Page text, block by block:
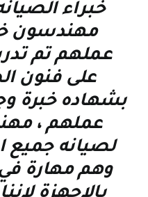
خبراء
مهندسون
عملهم تم
على فنون
بشهاده خبرة
عملهم ،
لصيانه جميع
وهم مهارة